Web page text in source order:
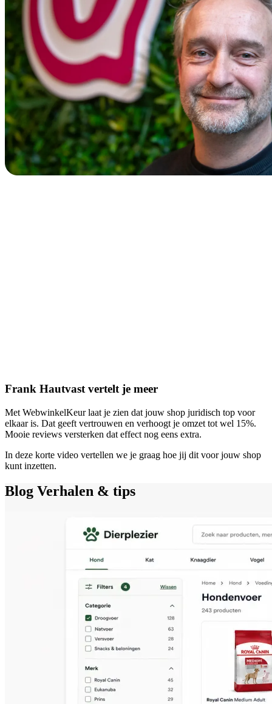
Frank Hautvast vertelt je meer
Met WebwinkelKeur laat je zien dat jouw shop juridisch top voor
elkaar is. Dat geeft vertrouwen en verhoogt je omzet tot wel 15%.
Mooie reviews versterken dat effect nog eens extra.
In deze korte video vertellen we je graag hoe jij dit voor jouw shop
kunt inzetten.
Blog Verhalen & tips